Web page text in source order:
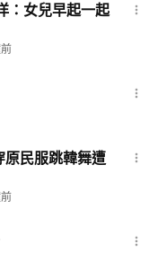
：女兒早起一起
原民服跳韓舞遭